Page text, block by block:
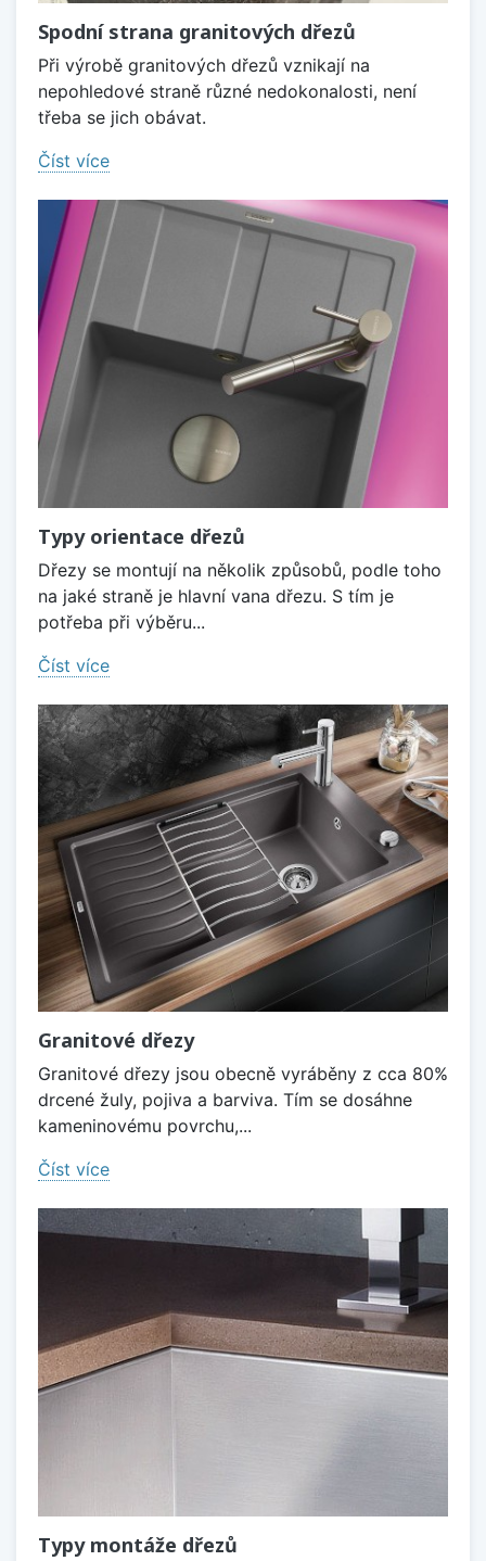
Spodní strana granitových dřezů
Při výrobě granitových dřezů vznikají na
nepohledové straně různé nedokonalosti, není
třeba se jich obávat.
Číst více
Typy orientace dřezů
Dřezy se montují na několik způsobů, podle toho
na jaké straně je hlavní vana dřezu. S tím je
potřeba při výběru...
Číst více
Granitové dřezy
Granitové dřezy jsou obecně vyráběny z cca 80%
drcené žuly, pojiva a barviva. Tím se dosáhne
kameninovému povrchu,...
Číst více
Typy montáže dřezů